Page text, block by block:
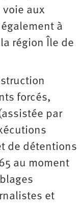
aux
à
région Île de
forcés,
par
de détentions
au moment
et